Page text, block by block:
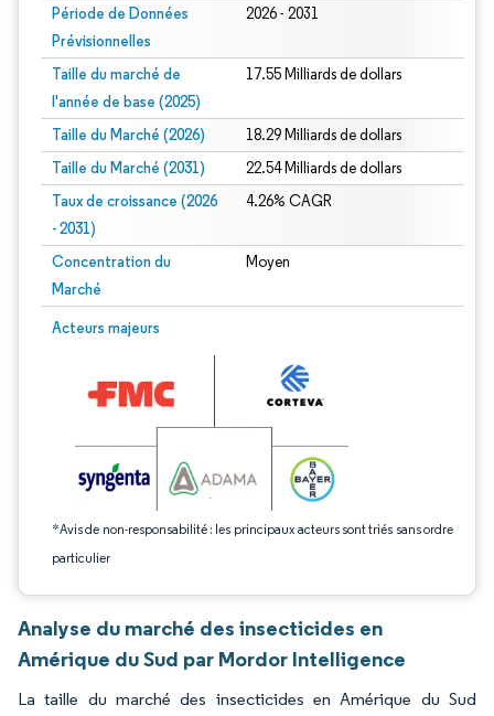
Période de Données
Prévisionnelles
2026 - 2031
Taille du marché de
l'année de base (2025)
17.55 Milliards de dollars
Taille du Marché (2026) 18.29 Milliards de dollars
Taille du Marché (2031) 22.54 Milliards de dollars
Taux de croissance (2026
- 2031)
4.26% CAGR
Concentration du
Marché
Moyen
Acteurs majeurs
*Avis de non-responsabilité : les principaux acteurs sont triés sans ordre
particulier
Image © Mordor Intelligence. La réutilisation nécessite une attribution sous CC
Analyse du marché des insecticides en
Amérique du Sud par Mordor Intelligence
La taille du marché des insecticides en Amérique du Sud